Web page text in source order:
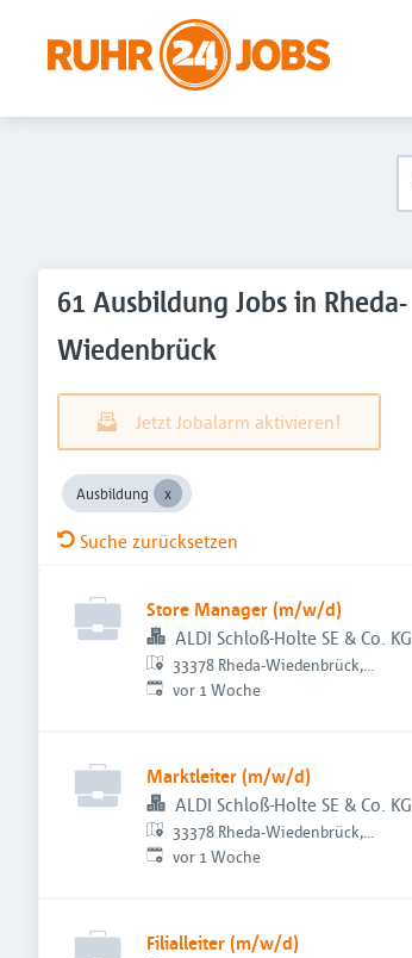
61 Ausbildung Jobs in Rheda-
Wiedenbrück
Jetzt Jobalarm aktivieren!
Ausbildung
Suche zurücksetzen
Store Manager (m/w/d)
ALDI Schloß-Holte SE & Co. KG
33378 Rheda-Wiedenbrück,
Deutschland
Veröffentlicht:
vor 1 Woche
Marktleiter (m/w/d)
ALDI Schloß-Holte SE & Co. KG
33378 Rheda-Wiedenbrück,
Deutschland
Veröffentlicht:
vor 1 Woche
Filialleiter (m/w/d)